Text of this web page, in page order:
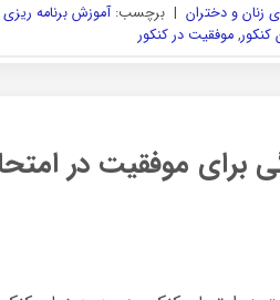
زنان و دختران | برچسب:آموزش برنامه ریزی
کنکور,موفقیت در کنکور
برای موفقیت در